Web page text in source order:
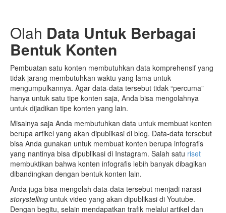
Olah Data Untuk Berbagai
Bentuk Konten
Pembuatan satu konten membutuhkan data komprehensif yang
tidak jarang membutuhkan waktu yang lama untuk
mengumpulkannya. Agar data-data tersebut tidak “percuma”
hanya untuk satu tipe konten saja, Anda bisa mengolahnya
untuk dijadikan tipe konten yang lain.
Misalnya saja Anda membutuhkan data untuk membuat konten
berupa artikel yang akan dipublikasi di blog. Data-data tersebut
bisa Anda gunakan untuk membuat konten berupa infografis
yang nantinya bisa dipublikasi di Instagram. Salah satu riset
membuktikan bahwa konten infografis lebih banyak dibagikan
dibandingkan dengan bentuk konten lain.
Anda juga bisa mengolah data-data tersebut menjadi narasi
storystelling untuk video yang akan dipublikasi di Youtube.
Dengan begitu, selain mendapatkan trafik melalui artikel dan